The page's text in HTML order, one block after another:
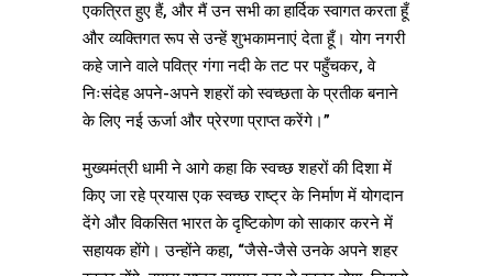
एकत्रित हुए हैं, और मैं उन सभी का हार्दिक स्वागत करता हूँ
और व्यक्तिगत रूप से उन्हें शुभकामनाएं देता हूँ। योग नगरी
कहे जाने वाले पवित्र गंगा नदी के तट पर पहुँचकर, वे
निःसंदेह अपने-अपने शहरों को स्वच्छता के प्रतीक बनाने
के लिए नई ऊर्जा और प्रेरणा प्राप्त करेंगे।”
मुख्यमंत्री धामी ने आगे कहा कि स्वच्छ शहरों की दिशा में
किए जा रहे प्रयास एक स्वच्छ राष्ट्र के निर्माण में योगदान
देंगे और विकसित भारत के दृष्टिकोण को साकार करने में
सहायक होंगे। उन्होंने कहा, “जैसे-जैसे उनके अपने शहर